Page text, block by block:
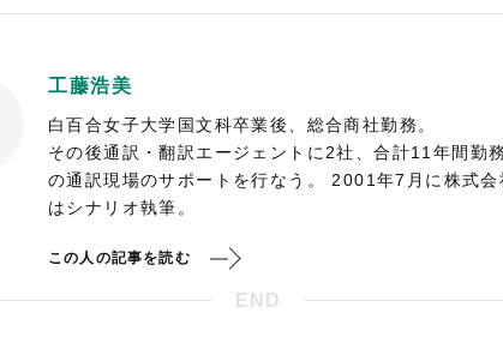
工藤浩美
白百合女子大学国文科卒業後、総合商社勤務。
その後通訳・翻訳エージェントに2社、合計11年間勤
の通訳現場のサポートを行なう。 2001年7月に株式
はシナリオ執筆。
この人の記事を読む
END